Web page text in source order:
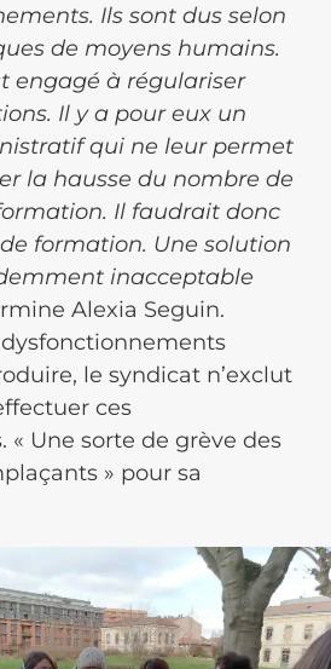
Ils sont dus selon
de moyens humains.
engagé à régulariser
Il y a pour eux un
qui ne leur permet
la hausse du nombre de
Il faudrait donc
formation. Une solution
inacceptable
Alexia Seguin.
le syndicat n’exclut
ces
« Une sorte de grève des
» pour sa